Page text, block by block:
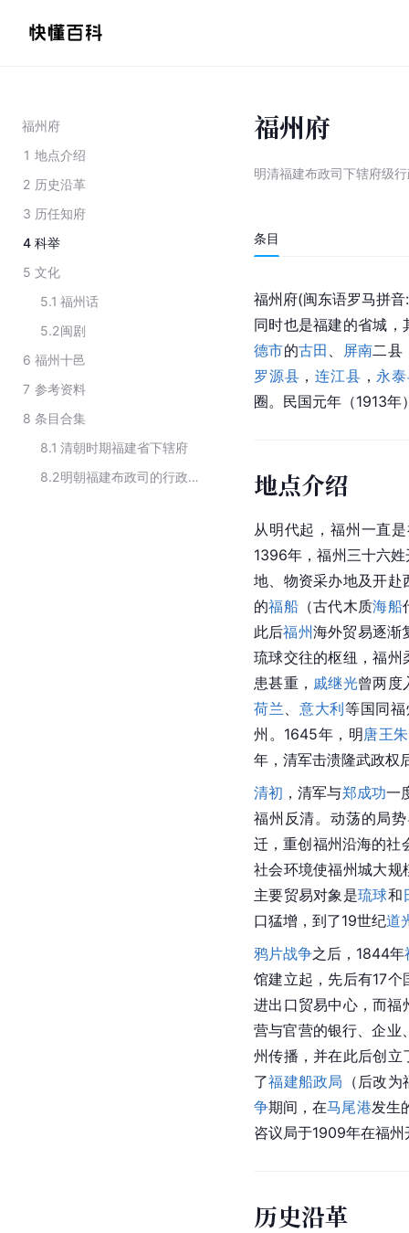
福州府
1 地点介绍
2 历史沿革
3 历任知府
4 科举
5 文化
5.1 福州话
5.2闽剧
6 福州十邑
7 参考资料
8 条目合集
8.1 清朝时期福建省下辖府
8.2
明朝福建布政司的行政区划
福州府
明清福建布政司下辖府级
条目
福州府(闽东语罗马拼
同时也是福建的省城
德市的古田 屏南二县
罗源县 ，连江县 ， 永
圈。民国元年（1913年
地点介绍
从明代起，福州一直
1396年，福州三十六
地、物资采办地及开
的福船（古代木质海船
此后福州海外贸易逐渐
琉球交往的枢纽，福州
患甚重， 戚继光曾两度
荷兰
意大利等国同
州。1645年，明唐王
年，清军击溃隆武政权
清初 ，清军与郑成功一
福州反清。动荡的局
迁，重创福州沿海的社
社会环境使福州城大规
主要贸易对象是琉球和
口猛增，到了19世纪道
鸦片战争之后，1844年
馆建立起，先后有17
进出口贸易中心，而福
营与官营的银行、企业
州传播，并在此后创立
了福建船政局 （后改为
争期间，在马尾港发生
咨议局于1909年在福州
历史沿革